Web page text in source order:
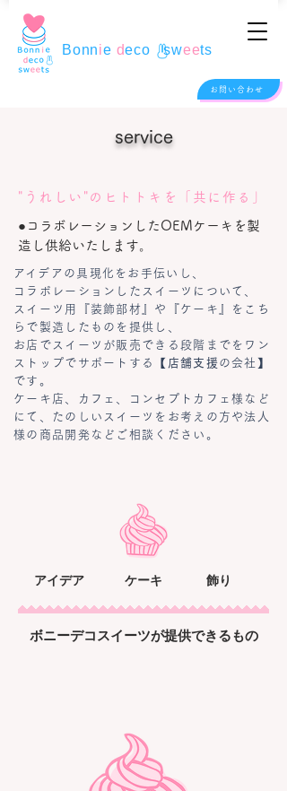
Bonnie deco sweets
お問い合わせ
service
​"うれしい"のヒトトキを「共に作る」
●コラボレーションしたOEMケーキを製
造し供給いたします。
​アイデアの具現化をお手伝いし、
コラボレーションしたスイーツについて、
スイーツ用『装飾部材』や『ケーキ』をこち
らで製造したものを提供し、
お店で スイーツが販売できる段階までをワン
ストップでサポートする【 店舗支援の会社】
です。
ケーキ店、カフェ、コンセプトカフェ様など
にて、たのしいスイーツをお考えの方や法人
様の商品開発などご相談ください。
​アイデアの具現化をお手伝いし、コラボレーションした
スイーツ用『装飾部材』や『ケーキ』をこちらで製造し
たもの
提供し、
お店でスイーツが販売できる段階までをワンストップで
​アイデア ケーキ 飾り
​ボニーデコスイーツが提供できるもの